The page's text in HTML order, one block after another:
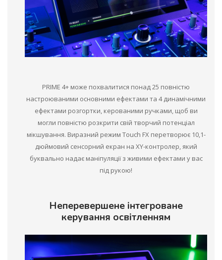
PRIME 4+ може похвалитися понад 25 повністю
настроюваними основними ефектами та 4 динамічними
ефектами розгортки, керованими ручками, щоб ви
могли повністю розкрити свій творчий потенціал
мікшування. Виразний режим Touch FX перетворює 10,1-
дюймовий сенсорний екран на XY-контролер, який
буквально надає маніпуляції з живими ефектами у вас
під рукою!
Неперевершене інтегроване
керування освітленням